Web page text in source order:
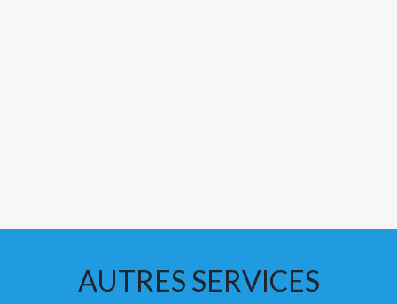
AUTRES SERVICES